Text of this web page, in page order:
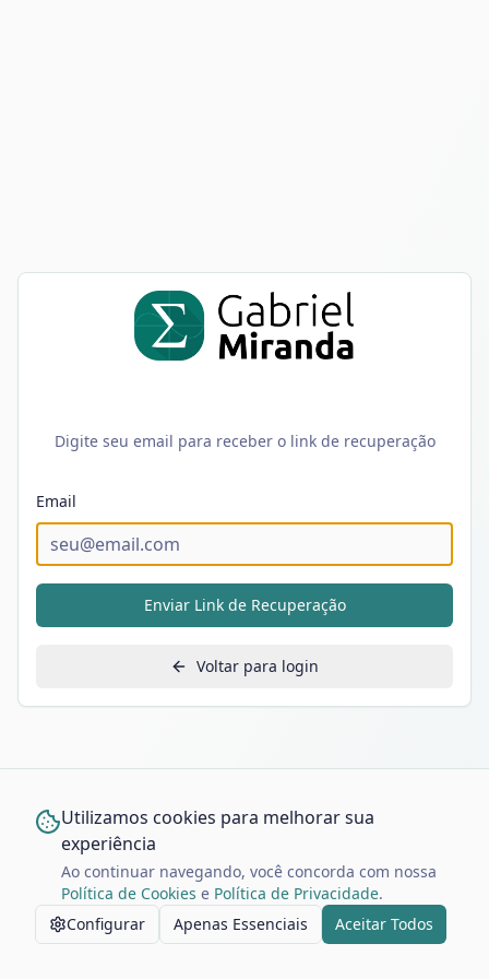
Utilizamos cookies para melhorar sua
experiência
Ao continuar navegando, você concorda com nossa
Política de Cookies e Política de Privacidade.
Configurar
Apenas Essenciais Aceitar Todos
Recuperar Senha
Digite seu email para receber o link de recuperação
Email
Enviar Link de Recuperação
Voltar para login